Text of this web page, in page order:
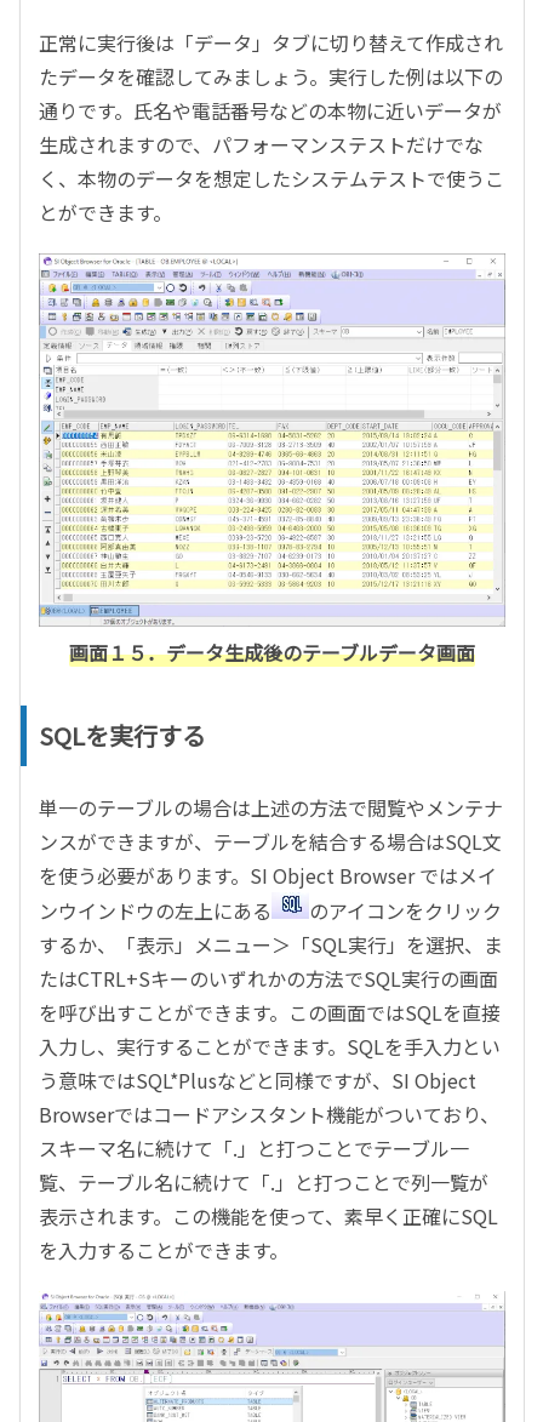
正常に実行後は「データ」タブに切り替えて作成され
たデータを確認してみましょう。実行した例は以下の
通りです。氏名や電話番号などの本物に近いデータが
生成されますので、パフォーマンステストだけでな
く、本物のデータを想定したシステムテストで使うこ
とができます。
画面１５．データ生成後のテーブルデータ画面
SQLを実行する
単一のテーブルの場合は上述の方法で閲覧やメンテナ
ンスができますが、テーブルを結合する場合はSQL文
を使う必要があります。SI Object Browser ではメイ
ンウインドウの左上にある
のアイコンをクリック
するか、「表示」メニュー＞「SQL実行」を選択、ま
たはCTRL+Sキーのいずれかの方法でSQL実行の画面
を呼び出すことができます。この画面ではSQLを直接
入力し、実行することができます。SQLを手入力とい
う意味ではSQL*Plusなどと同様ですが、SI Object
Browserではコードアシスタント機能がついており、
スキーマ名に続けて「.」と打つことでテーブル一
覧、テーブル名に続けて「.」と打つことで列一覧が
表示されます。この機能を使って、素早く正確にSQL
を入力することができます。